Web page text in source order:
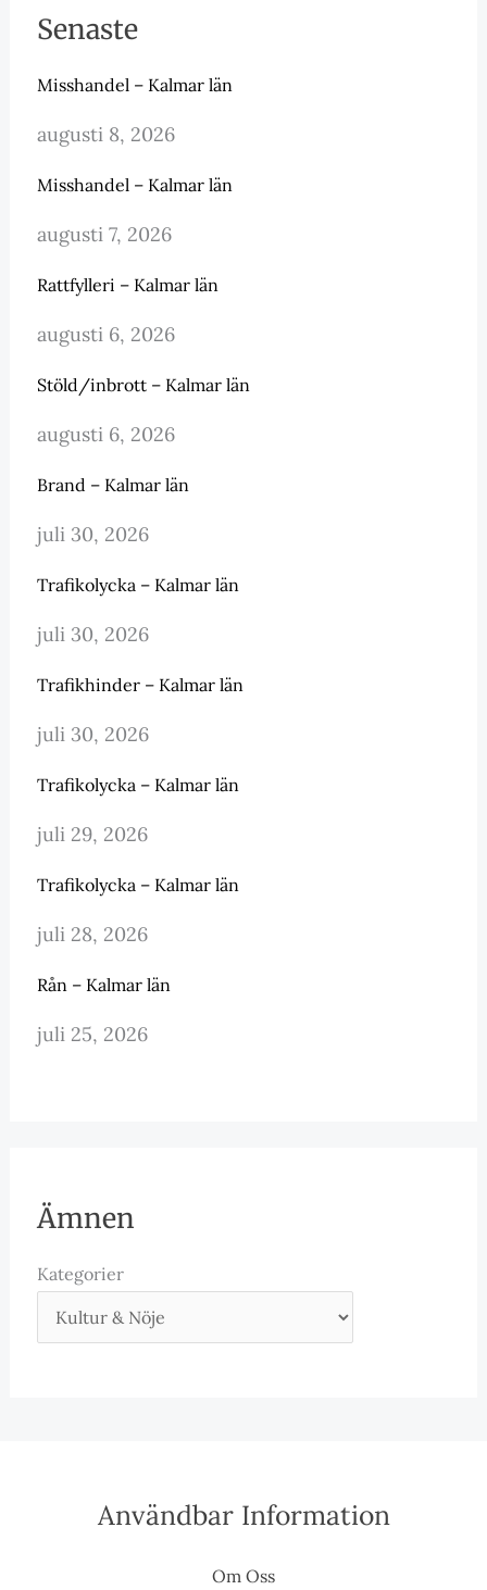
Senaste
Misshandel – Kalmar län
augusti 8, 2026
Misshandel – Kalmar län
augusti 7, 2026
Rattfylleri – Kalmar län
augusti 6, 2026
Stöld/inbrott – Kalmar län
augusti 6, 2026
Brand – Kalmar län
juli 30, 2026
Trafikolycka – Kalmar län
juli 30, 2026
Trafikhinder – Kalmar län
juli 30, 2026
Trafikolycka – Kalmar län
juli 29, 2026
Trafikolycka – Kalmar län
juli 28, 2026
Rån – Kalmar län
juli 25, 2026
Ämnen
Kategorier
Användbar Information
Om Oss